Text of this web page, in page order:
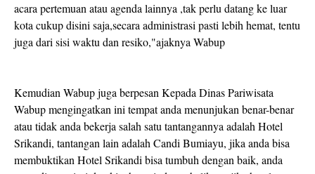
acara pertemuan atau agenda lainnya ,tak perlu datang ke luar
kota cukup disini saja,secara administrasi pasti lebih hemat, tentu
juga dari sisi waktu dan resiko,"ajaknya Wabup
Kemudian Wabup juga berpesan Kepada Dinas Pariwisata
Wabup mengingatkan ini tempat anda menunjukan benar-benar
atau tidak anda bekerja salah satu tantangannya adalah Hotel
Srikandi, tantangan lain adalah Candi Bumiayu, jika anda bisa
membuktikan Hotel Srikandi bisa tumbuh dengan baik, anda